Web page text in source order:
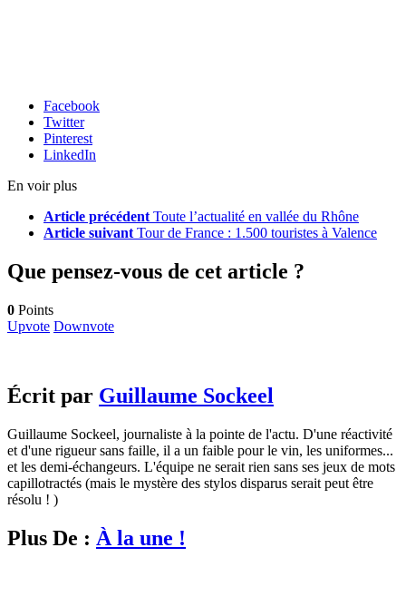
Facebook
Twitter
Pinterest
LinkedIn
En voir plus
Article précédent Toute l’actualité en vallée du Rhône
Article suivant Tour de France : 1.500 touristes à Valence
Que pensez-vous de cet article ?
0 Points
Upvote Downvote
Écrit par Guillaume Sockeel
Guillaume Sockeel, journaliste à la pointe de l'actu. D'une réactivité
et d'une rigueur sans faille, il a un faible pour le vin, les uniformes...
et les demi-échangeurs. L'équipe ne serait rien sans ses jeux de mots
capillotractés (mais le mystère des stylos disparus serait peut être
résolu ! )
Plus De : À la une !